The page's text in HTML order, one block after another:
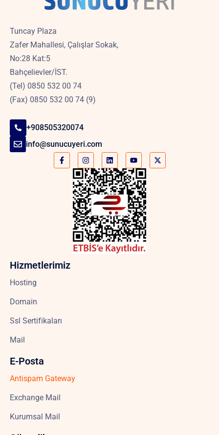
Tuncay Plaza
Zafer Mahallesi, Çalışlar Sokak,
No:28 Kat:5
Bahçelievler/İST.
(Tel) 0850 532 00 74
(Fax) 0850 532 00 74 (9)
+908505320074
info@sunucuyeri.com
Hizmetlerimiz
Hosting
Domain
Ssl Sertifikaları
Mail
E-Posta
Antispam Gateway
Exchange Mail
Kurumsal Mail